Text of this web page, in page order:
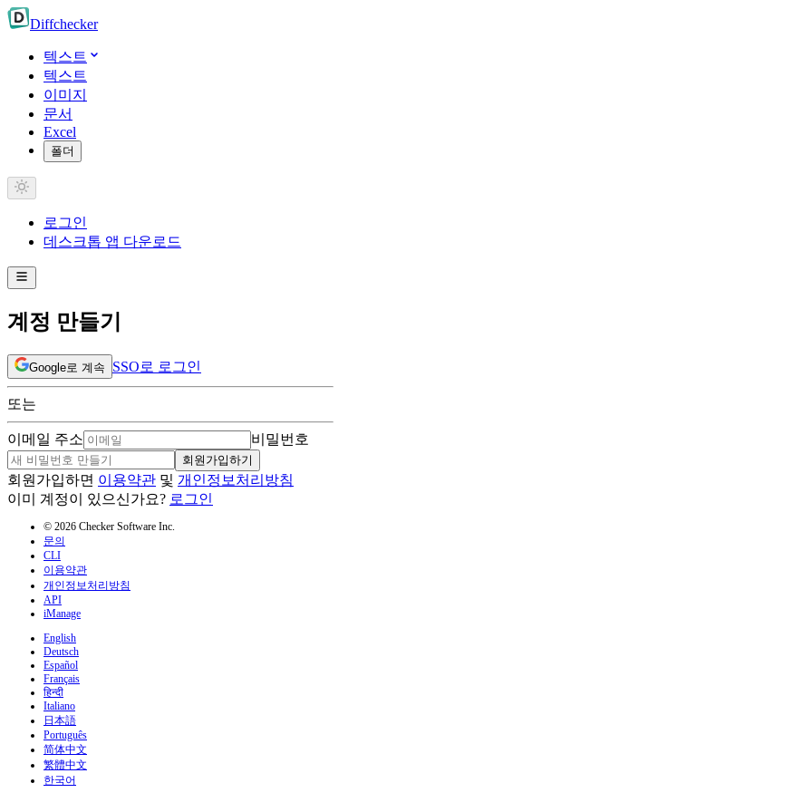
Diffchecker
텍스트
텍스트
이미지
문서
Excel
폴더
로그인
데스크톱 앱 다운로드
계정 만들기
Google로 계속 SSO로 로그인
또는
이메일 주소 비밀번호
회원가입하기
회원가입하면 이용약관 및 개인정보처리방침
이미 계정이 있으신가요? 로그인
© 2026 Checker Software Inc.
문의
CLI
이용약관
개인정보처리방침
API
iManage
English
Deutsch
Español
Français
हिन्दी
Italiano
日本語
Português
简体中文
繁體中文
한국어